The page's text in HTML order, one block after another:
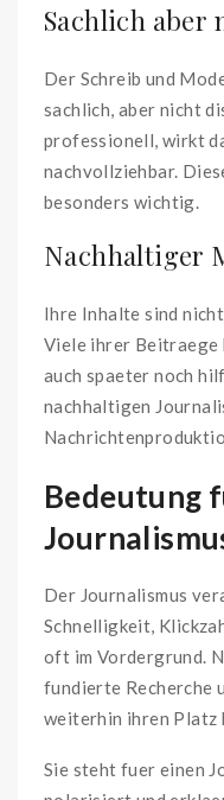
Sachlich aber
Der Schreib und
sachlich, aber nicht
professionell, wirkt
nachvollziehbar.
besonders wichtig.
Nachhaltiger
Ihre Inhalte sind
Viele ihrer Beitraege
auch spaeter noch
nachhaltigen
Bedeutung
Der Journalismus
Schnelligkeit,
oft im Vordergrund.
fundierte Recherche
weiterhin ihren Platz
Sie steht fuer einen